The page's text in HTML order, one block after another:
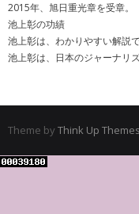
2015年、旭日重光章を受章。
池上彰の功績
池上彰は、わかりやすい解説
池上彰は、日本のジャーナリ
Theme by Think Up